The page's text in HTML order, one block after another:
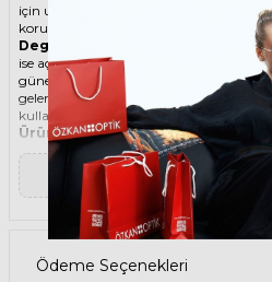
için uygun olan bu güneş gözlüğü,
korunmanızı sağlarken, stilinizi de
Degradeli güneş gözlüğü
, camın
ise açık renkli olduğu bir güneş gözlüğü
güneş ışınlarının yüzünüze
gelen ışığı daha net görmenizi sağlar.
kullanmak, hem görüş kalitenizi artırır
Ürün Faydaları
• GUCCI 0351S 001 62 Kırmızı Kadın
Metal çerçeveye ve Polikarbon lense
gözlüğünüzün uzun ömürlü, dayanıklı
• GUCCI 0351S 001 62 Kadın Kırmızı
koruması sunar. Bu sayede, gözlerinizi
korur ve göz sağlığınızı korur. Yeşil cam
filtreler ve her ortamda rahat bir görüş
Paket İçeriği
▼
Ödeme Seçenekleri